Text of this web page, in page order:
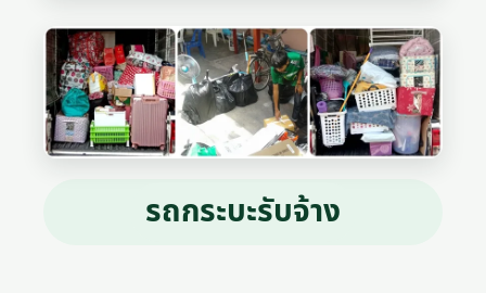
รถกระบะรับจ้าง